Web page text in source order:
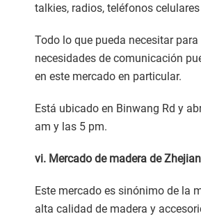
talkies, radios, teléfonos
Todo lo que pueda necesitar
necesidades de comunicación
en este mercado en particular.
Está ubicado en Binwang Rd y
am y las 5 pm.
vi. Mercado de madera de
Este mercado es sinónimo de la
alta calidad de madera y